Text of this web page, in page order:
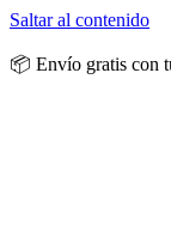
Saltar al contenido
📦 Envío gratis con